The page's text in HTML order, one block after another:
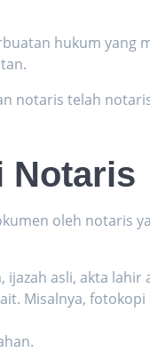
hukum yang
notaris telah
Notaris
oleh notaris
asli, akta lahir
Misalnya, fotokopi